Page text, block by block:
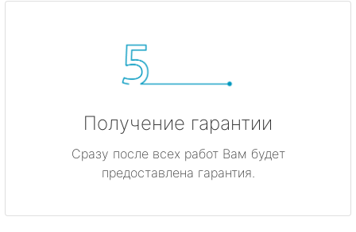
Получение гарантии
Сразу после всех работ Вам будет
предоставлена гарантия.